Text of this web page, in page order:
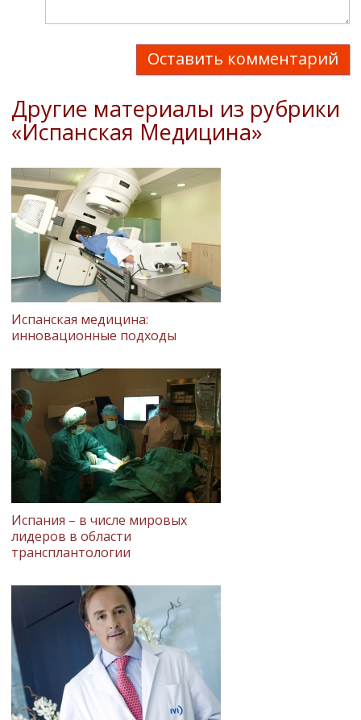
Оставить комментарий
Другие материалы из рубрики
«Испанская Медицина»
Испанская медицина:
инновационные подходы
Испания – в числе мировых
лидеров в области
трансплантологии